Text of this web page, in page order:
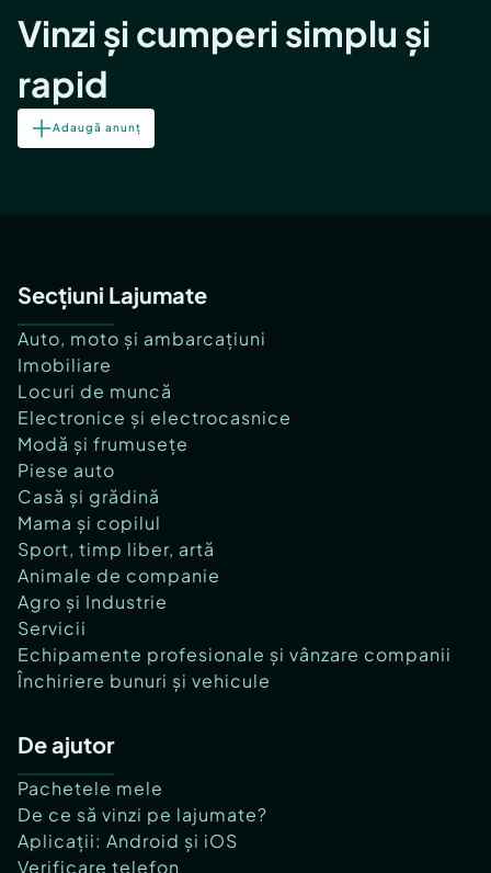
Vinzi și cumperi simplu și
rapid
Adaugă anunț
Secțiuni Lajumate
Auto, moto și ambarcațiuni
Imobiliare
Locuri de muncă
Electronice și electrocasnice
Modă și frumusețe
Piese auto
Casă și grădină
Mama și copilul
Sport, timp liber, artă
Animale de companie
Agro și Industrie
Servicii
Echipamente profesionale și vânzare companii
Închiriere bunuri și vehicule
De ajutor
Pachetele mele
De ce să vinzi pe lajumate?
Aplicații: Android și iOS
Verificare telefon